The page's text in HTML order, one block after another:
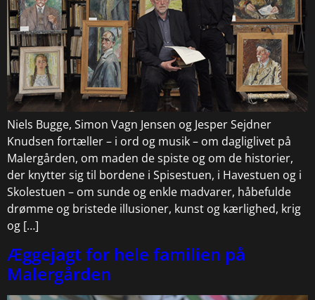
Niels Bugge, Simon Vagn Jensen og Jesper Sejdner
Knudsen fortæller – i ord og musik – om dagliglivet på
Malergården, om maden de spiste og om de historier,
der knytter sig til bordene i Spisestuen, i Havestuen og i
Skolestuen – om sunde og enkle madvarer, håbefulde
drømme og bristede illusioner, kunst og kærlighed, krig
og […]
Æggejagt for hele familien på
Malergården